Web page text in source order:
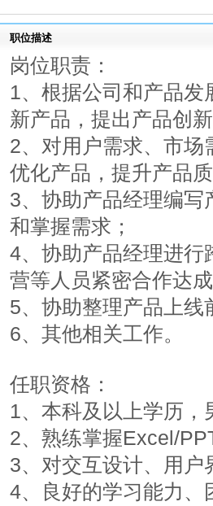
职位描述
岗位职责：
1、根据公司和产品
新产品，提出产品创
2、对用户需求、市
优化产品，提升产品
3、协助产品经理编
和掌握需求；
4、协助产品经理进行
营等人员紧密合作达
5、协助整理产品上线
6、其他相关工作。
任职资格：
1、本科及以上学历，
2、熟练掌握Excel/
3、对交互设计、用户
4、良好的学习能力、